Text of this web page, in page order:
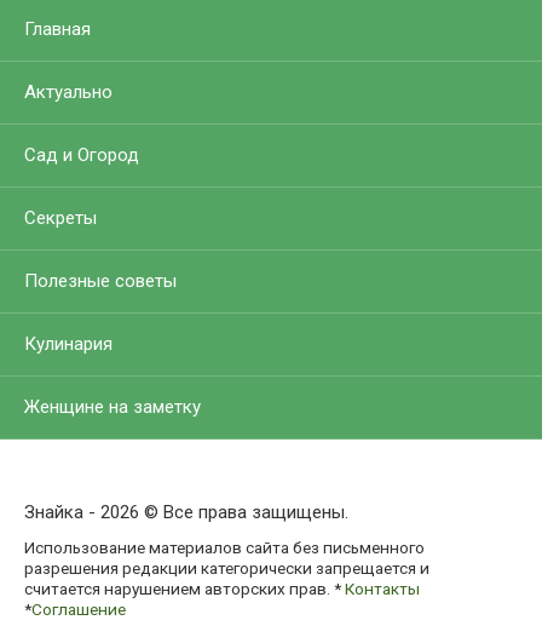
Главная
Актуально
Сад и Огород
Секреты
Полезные советы
Кулинария
Женщине на заметку
Знайка - 2026 © Все права защищены.
Использование материалов сайта без письменного
разрешения редакции категорически запрещается и
считается нарушением авторских прав. *Контакты
*Соглашение